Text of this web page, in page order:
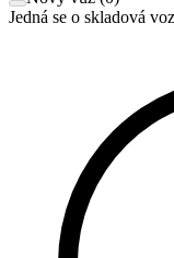
Jedná se o skladová